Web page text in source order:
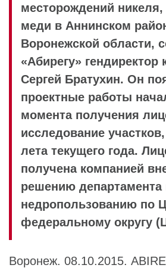
месторождений никеля,
меди в Аннинском
Воронежской области,
«Абирегу» гендиректор
Сергей Братухин. Он
проектные работы
момента получения
исследование
лета текущего года.
получена компанией
решению департамента
недропользованию по
федеральному округу
Воронеж. 08.10.2015.